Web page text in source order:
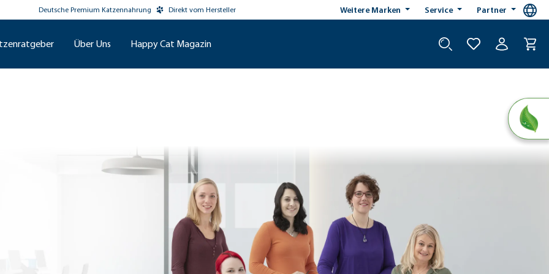
Deutsche Premium Katzennahrung Direkt vom Hersteller Weitere Marken Service Partner
Über Uns Happy Cat Magazin